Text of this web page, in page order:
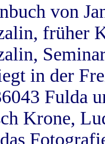
von
früher
in der
Fulda
Krone,